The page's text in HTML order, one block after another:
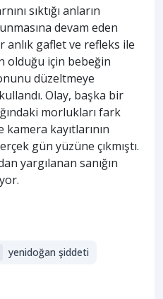
sıktığı anların
devam eden
anlık gaflet ve refleks ile
olduğu için bebeğin
düzeltmeye
Olay, başka bir
morlukları fark
kamera kayıtlarının
gün yüzüne çıkmıştı.
yargılanan sanığın
yenidoğan şiddeti